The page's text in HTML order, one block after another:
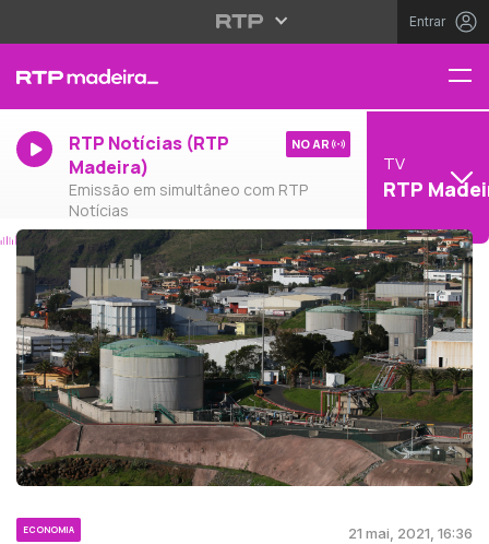
Entrar
RTP Notícias (RTP
Madeira)
Emissão em simultâneo com RTP
Notícias
NO AR
TV
RTP
ECONOMIA 21 mai, 2021, 16:36